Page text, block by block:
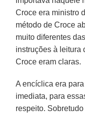
Croce era ministro
método de Croce
muito diferentes
instruções à leitura
Croce eram claras.
A encíclica era
imediata, para
respeito.